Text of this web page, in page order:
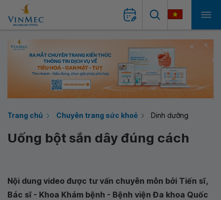
Trang chủ Chuyên trang sức khoẻ Dinh dưỡng
Uống bột sắn dây đúng cách
Nội dung video được tư vấn chuyên môn bởi Tiến sĩ,
Bác sĩ - Khoa Khám bệnh - Bệnh viện Đa khoa Quốc